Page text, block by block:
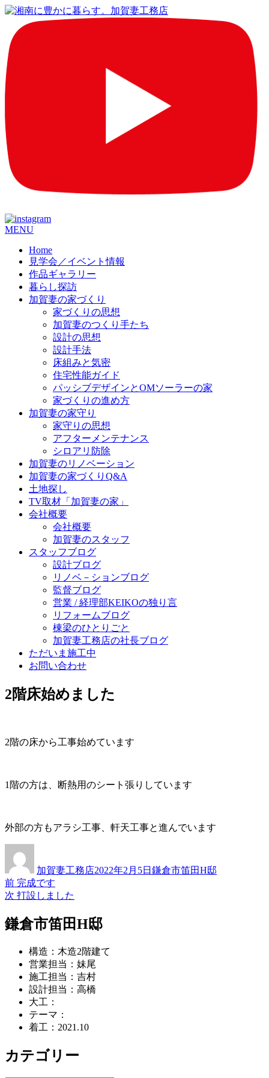
コ
MENU
Home
見学会／イベント情報
作品ギャラリー
暮らし探訪
加賀妻の家づくり
家づくりの思想
加賀妻のつくり手たち
設計の思想
設計手法
床組みと気密
住宅性能ガイド
パッシブデザインとOMソーラーの家
家づくりの進め方
加賀妻の家守り
家守りの思想
アフターメンテナンス
シロアリ防除
加賀妻のリノベーション
加賀妻の家づくりQ&A
土地探し
TV取材「加賀妻の家」
会社概要
会社概要
加賀妻のスタッフ
スタッフブログ
設計ブログ
リノベ－ションブログ
監督ブログ
営業 / 経理部KEIKOの独り言
リフォームブログ
棟梁のひとりごと
加賀妻工務店の社長ブログ
ただいま施工中
お問い合わせ
2階床始めました
2階の床から工事始めています
1階の方は、断熱用のシート張りしています
外部の方もアラシ工事、軒天工事と進んでいます
者加賀妻工務店日:
2022年2月5日ゴ
鎌倉市笛田H邸
投
稿
ナ
前 過
去
投
稿:
完成です
次 次
投
稿:
打設しました
鎌倉市笛田H邸
構造：木造2階建て
営業担当：妹尾
施工担当：吉村
設計担当：高橋
大工：
テーマ：
着工：2021.10
カテゴリー